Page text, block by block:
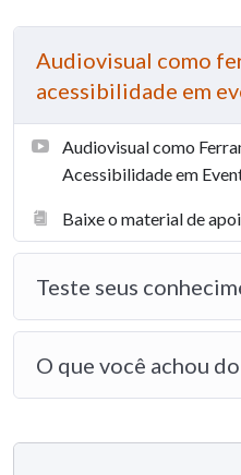
Para quem é
Todos os profissionais que
tecnologia pode transformar
por exemplo:
Produtores culturais
Organizadores de eventos
Pessoas interessadas no tema!
Com quem você
Flávio Bona
Audiovisual como
acessibilidade em
Audiovisual como
Acessibilidade em
Baixe o material de
Teste seus
O que você achou